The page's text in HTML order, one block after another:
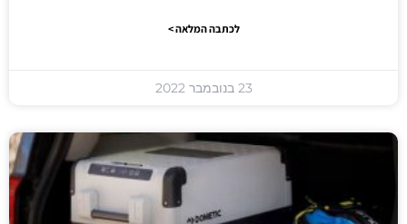
לכתבה המלאה >
23 בנובמבר 2022